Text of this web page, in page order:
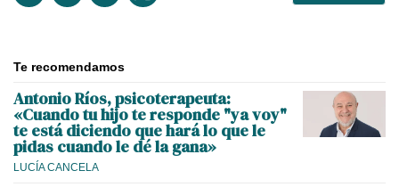
Te recomendamos
Antonio Ríos, psicoterapeuta:
«Cuando tu hijo te responde "ya voy"
te está diciendo que hará lo que le
pidas cuando le dé la gana»
LUCÍA CANCELA